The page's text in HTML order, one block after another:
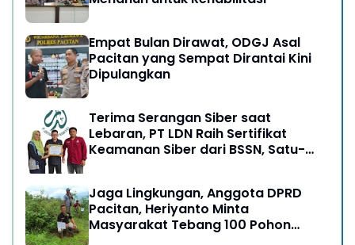
Empat Bulan Dirawat, ODGJ Asal
Pacitan yang Sempat Dirantai Kini
Dipulangkan
Terima Serangan Siber saat
Lebaran, PT LDN Raih Sertifikat
Keamanan Siber dari BSSN, Satu-
Jaga Lingkungan, Anggota DPRD
Pacitan, Heriyanto Minta
Masyarakat Tebang 100 Pohon